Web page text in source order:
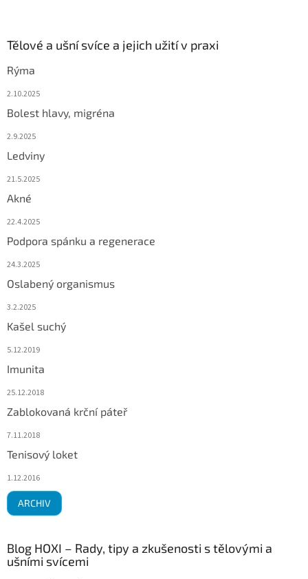
Tělové a ušní svíce a jejich užití v praxi
Rýma
2.10.2025
Bolest hlavy, migréna
2.9.2025
Ledviny
21.5.2025
Akné
22.4.2025
Podpora spánku a regenerace
24.3.2025
Oslabený organismus
3.2.2025
Kašel suchý
5.12.2019
Imunita
25.12.2018
Zablokovaná krční páteř
7.11.2018
Tenisový loket
1.12.2016
ARCHIV
Blog HOXI – Rady, tipy a zkušenosti s tělovými a
ušními svícemi